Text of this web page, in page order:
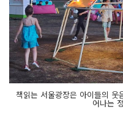
책읽는 서울광장은 아이들의 웃
어나는